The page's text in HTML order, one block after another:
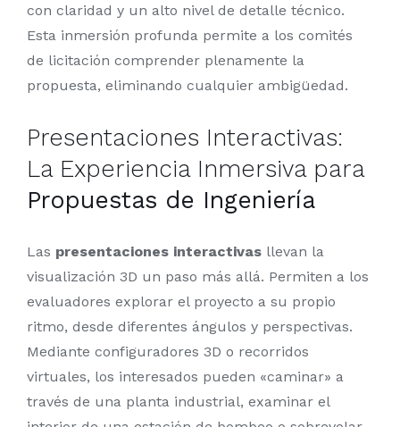
con claridad y un alto nivel de detalle técnico.
Esta inmersión profunda permite a los comités
de licitación comprender plenamente la
propuesta, eliminando cualquier ambigüedad.
Presentaciones Interactivas:
La Experiencia Inmersiva para
Propuestas de Ingeniería
Las presentaciones interactivas llevan la
visualización 3D un paso más allá. Permiten a los
evaluadores explorar el proyecto a su propio
ritmo, desde diferentes ángulos y perspectivas.
Mediante configuradores 3D o recorridos
virtuales, los interesados pueden «caminar» a
través de una planta industrial, examinar el